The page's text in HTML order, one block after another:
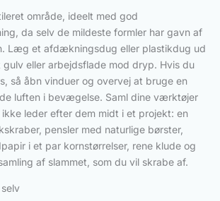
område, ideelt med god
da selv de mildeste formler har gavn af
Læg et afdækningsdug eller plastikdug ud
eller arbejdsflade mod dryp. Hvis du
så åbn vinduer og overvej at bruge en
luften i bevægelse. Saml dine værktøjer
leder efter dem midt i et projekt: en
pensler med naturlige børster,
i et par kornstørrelser, rene klude og
af slammet, som du vil skrabe af.